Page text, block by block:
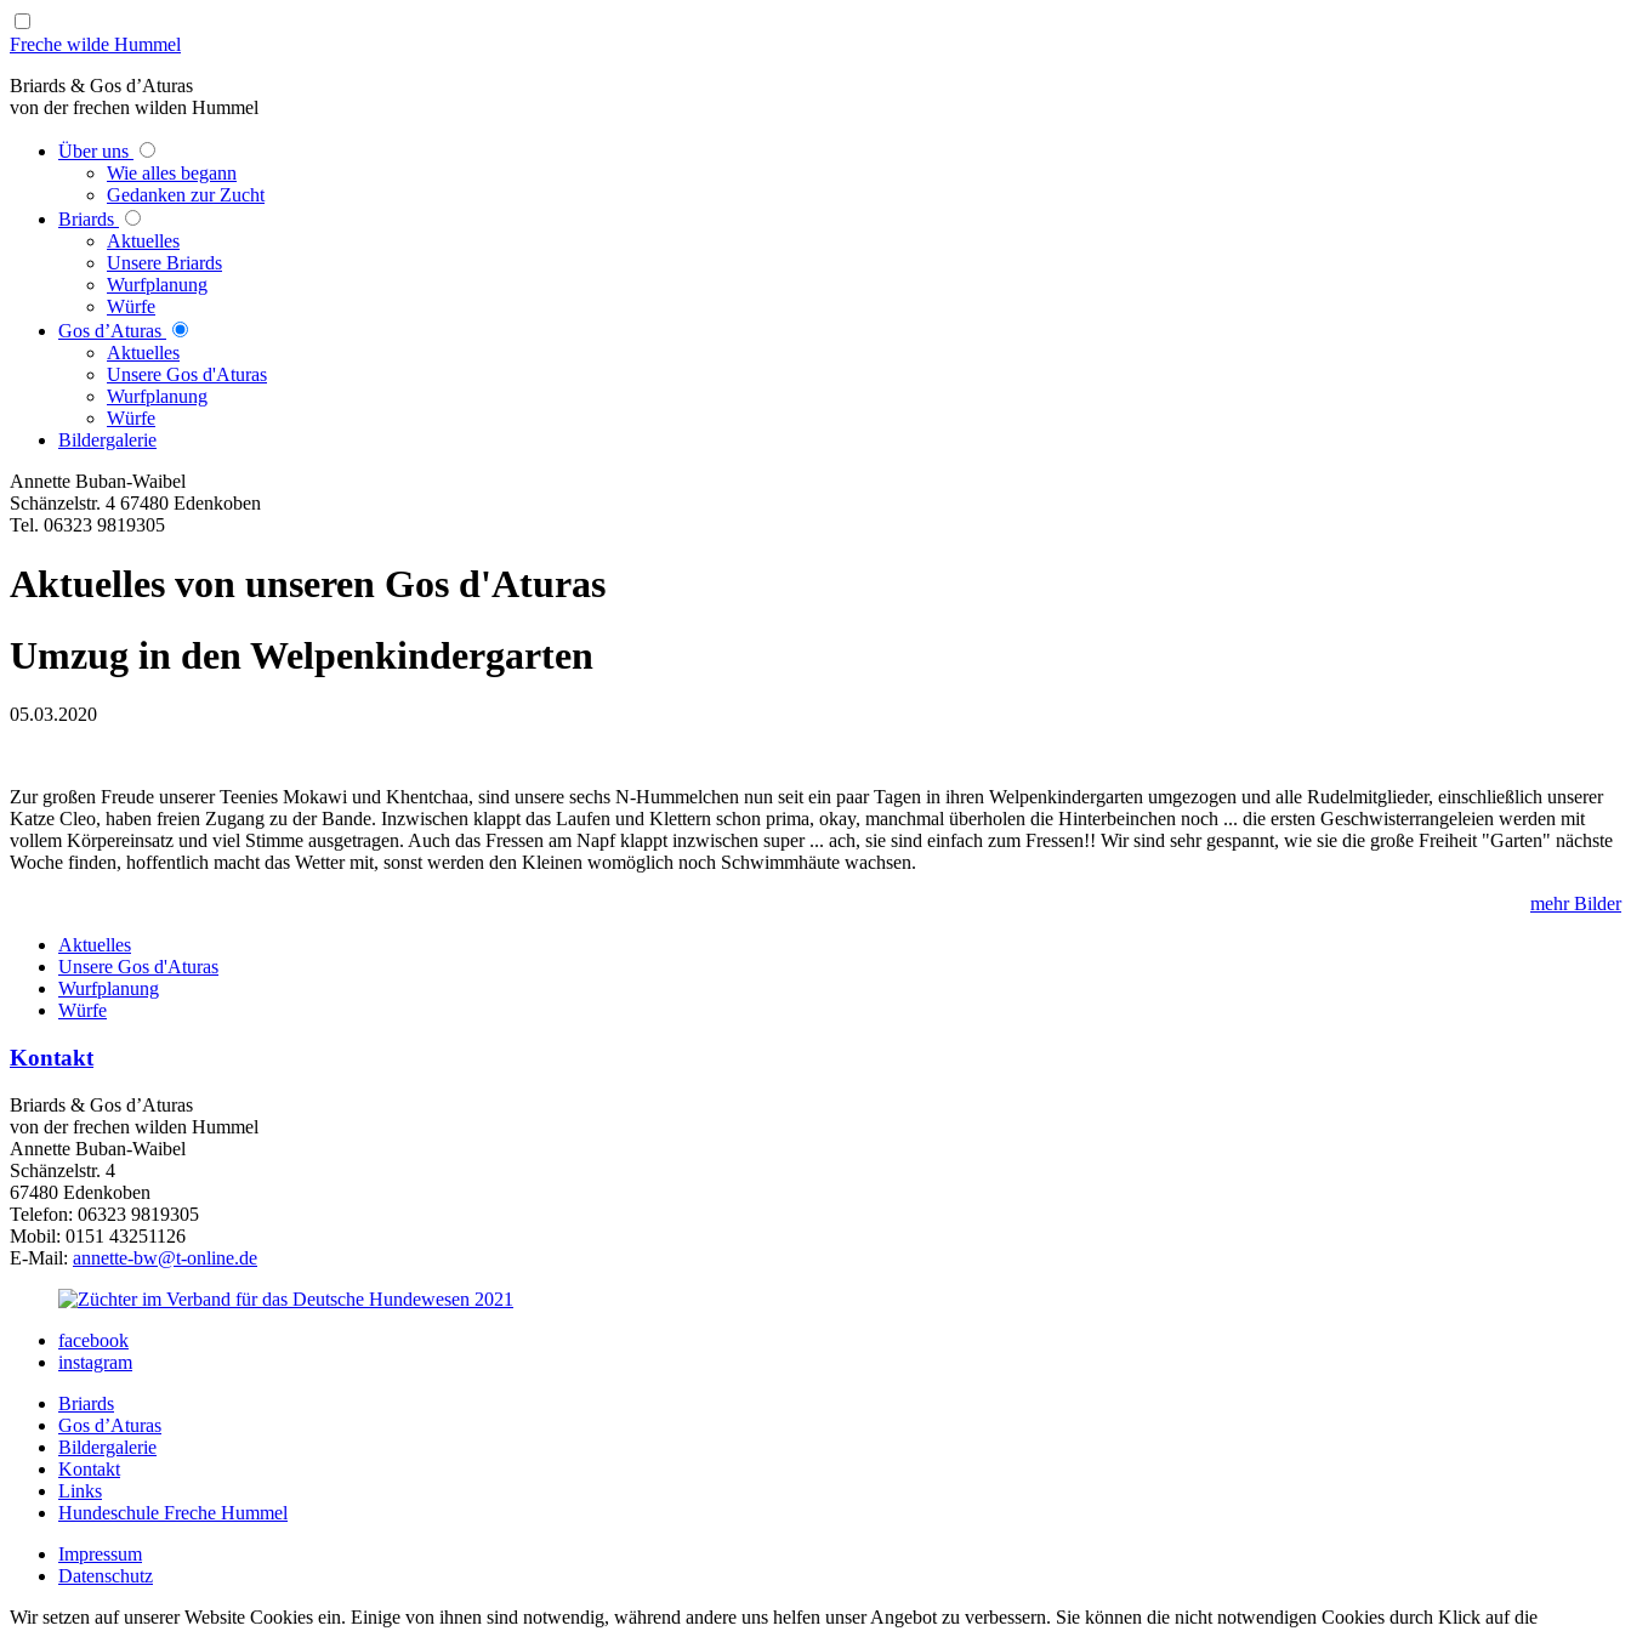
Freche wilde Hummel
Briards & Gos d’Aturas
von der frechen wilden Hummel
Über uns
Wie alles begann
Gedanken zur Zucht
Briards
Aktuelles
Unsere Briards
Wurfplanung
Würfe
Gos d’Aturas
Aktuelles
Unsere Gos d'Aturas
Wurfplanung
Würfe
Bildergalerie
Annette Buban-Waibel
Schänzelstr. 4 67480 Edenkoben
Tel. 06323 9819305
Aktuelles von unseren Gos d'Aturas
Umzug in den Welpenkindergarten
05.03.2020
Zur großen Freude unserer Teenies Mokawi und Khentchaa, sind unsere sechs N-Hummelchen nun seit ein paar Tagen in ihren Welpenkindergarten umgezogen und alle Rudelmitglieder, einschließlich unserer
Katze Cleo, haben freien Zugang zu der Bande. Inzwischen klappt das Laufen und Klettern schon prima, okay, manchmal überholen die Hinterbeinchen noch ... die ersten Geschwisterrangeleien werden mit
vollem Körpereinsatz und viel Stimme ausgetragen. Auch das Fressen am Napf klappt inzwischen super ... ach, sie sind einfach zum Fressen!! Wir sind sehr gespannt, wie sie die große Freiheit "Garten" nächste
Woche finden, hoffentlich macht das Wetter mit, sonst werden den Kleinen womöglich noch Schwimmhäute wachsen.
mehr Bilder
Aktuelles
Unsere Gos d'Aturas
Wurfplanung
Würfe
Kontakt
Briards & Gos d’Aturas
von der frechen wilden Hummel
Annette Buban-Waibel
Schänzelstr. 4
67480 Edenkoben
Telefon: 06323 9819305
Mobil: 0151 43251126
E-Mail: annette-bw@t-online.de
facebook
instagram
Briards
Gos d’Aturas
Bildergalerie
Kontakt
Links
Hundeschule Freche Hummel
Impressum
Datenschutz
Wir setzen auf unserer Website Cookies ein. Einige von ihnen sind notwendig, während andere uns helfen unser Angebot zu verbessern. Sie können die nicht notwendigen Cookies durch Klick auf die